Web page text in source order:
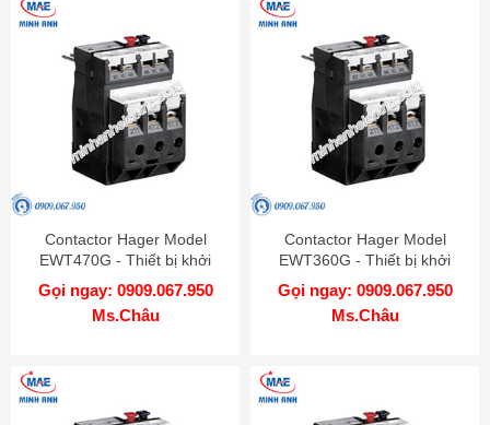
Contactor Hager Model
EWT470G - Thiết bị khởi
động từ
Gọi ngay: 0909.067.950
Ms.Châu
Contactor Hager Model
EWT360G - Thiết bị khởi
động từ
Gọi ngay: 0909.067.950
Ms.Châu